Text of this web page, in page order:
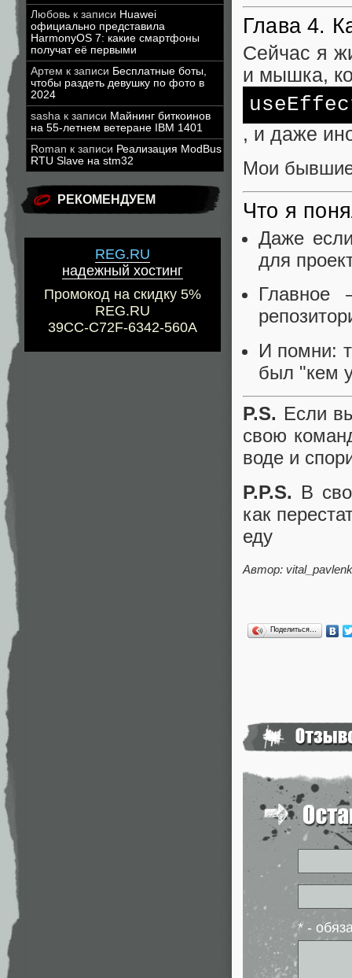
Любовь к записи Huawei
официально представила
HarmonyOS 7: какие смартфоны
получат её первыми
Артем к записи Бесплатные боты,
чтобы раздеть девушку по фото в
2024
sasha к записи Майнинг биткоинов
на 55-летнем ветеране IBM 1401
Roman к записи Реализация ModBus
RTU Slave на stm32
РЕКОМЕНДУЕМ
REG.RU
надежный хостинг
Промокод на скидку 5%
REG.RU
39CC-C72F-6342-560A
Глава 4.
Сейчас я
и мышка,
, и даже
Мои бывшие
Что я
Даже
для
И помни:
был "кем
P.S. Если
свою
воде и
P.P.S. В
как
еду
Автор:
Поделиться…
* -